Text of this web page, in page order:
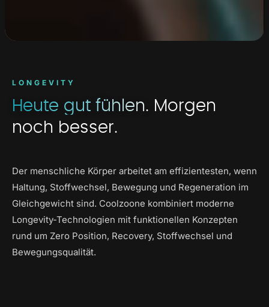
LONGEVITY
Heute gut fühlen. Morgen
noch besser.
Der menschliche Körper arbeitet am effizientesten, wenn
Haltung, Stoffwechsel, Bewegung und Regeneration im
Gleichgewicht sind. Coolzoone kombiniert moderne
Longevity-Technologien mit funktionellen Konzepten
rund um Zero Position, Recovery, Stoffwechsel und
Bewegungsqualität.